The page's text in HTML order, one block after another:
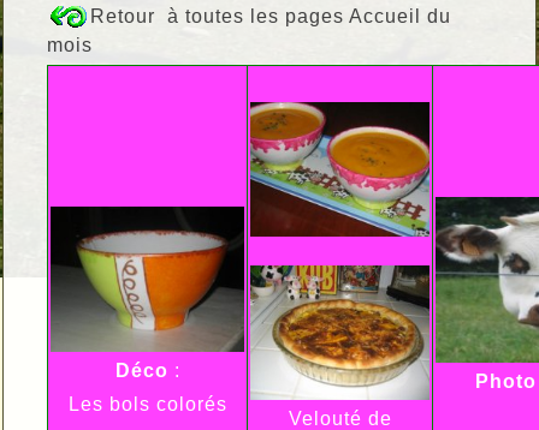
Retour à toutes les pages Accueil du
mois
Déco :
Les bols colorés
Velouté de